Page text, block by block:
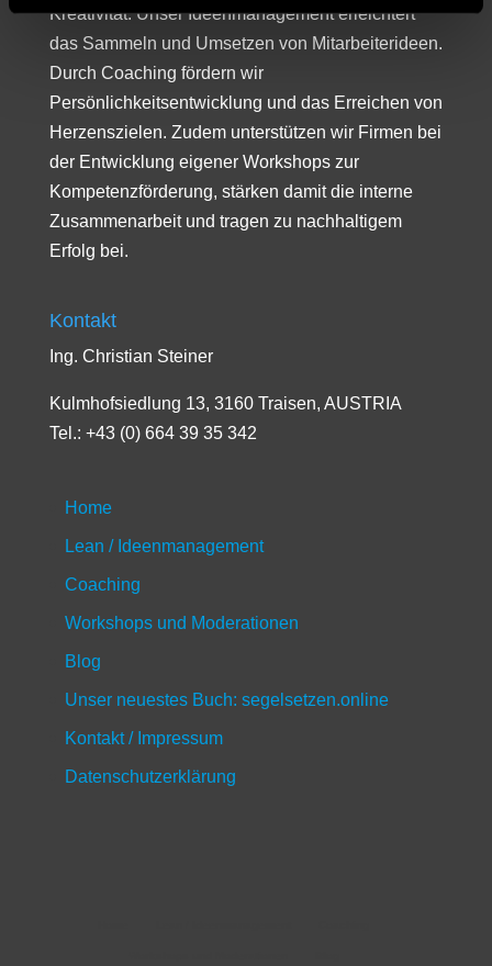
Kreativität. Unser Ideenmanagement erleichtert
das Sammeln und Umsetzen von Mitarbeiterideen.
Durch Coaching fördern wir
Persönlichkeitsentwicklung und das Erreichen von
Herzenszielen. Zudem unterstützen wir Firmen bei
der Entwicklung eigener Workshops zur
Kompetenzförderung, stärken damit die interne
Zusammenarbeit und tragen zu nachhaltigem
Erfolg bei.
Kontakt
Ing. Christian Steiner
Kulmhofsiedlung 13, 3160 Traisen, AUSTRIA
Tel.: +43 (0) 664 39 35 342
Home
Lean / Ideenmanagement
Coaching
Workshops und Moderationen
Blog
Unser neuestes Buch: segelsetzen.online
Kontakt / Impressum
Datenschutzerklärung